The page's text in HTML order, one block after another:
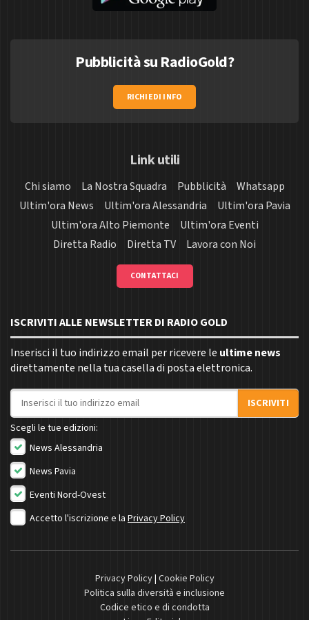
Pubblicità su RadioGold?
RICHIEDI INFO
Link utili
Chi siamo La Nostra Squadra Pubblicità
Whatsapp
Ultim'ora News
Ultim'ora Alessandria
Ultim'ora Pavia
Ultim'ora Alto Piemonte
Ultim'ora Eventi
Diretta Radio
Diretta TV Lavora con Noi
CONTATTACI
ISCRIVITI ALLE NEWSLETTER DI RADIO GOLD
Inserisci il tuo indirizzo email per ricevere le ultime news
direttamente nella tua casella di posta elettronica.
Indirizzo email
ISCRIVITI
Scegli le tue edizioni:
News Alessandria
News Pavia
Eventi Nord-Ovest
Accetto l'iscrizione e la Privacy Policy
Privacy Policy| Cookie Policy
Politica sulla diversità e inclusione
Codice etico e di condotta